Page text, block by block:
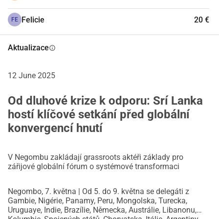
změně systému, zdola nahoru.
Abychom to umožnili, musíme zajistit, že každý bude
spravedlnost je klíčová pro budování skutečně globálního
simultánní tlumočení ve více než 17 jazycích bude plně
Proč je to důležité?
V roce 2007, na 1. fóru Nyéléni, byla koncepce potravinové
suverenity založená na kontrole lidí nad potravinovými
programům bezpečnosti potravin shora dolů. Tento
koncept a politická agenda, kterou obsahuje, od té doby
Dnes, ve světě otřeseném pandemiemi, válkami a
klimatickými katastrofami, je potravinová suverenita
naléhavější než kdy jindy.
FE Felicie 20 €
Aktualizaceinfo
12 June 2025
Od dluhové krize k odporu: Srí Lanka
hostí klíčové setkání před globální
konvergencí hnutí
V Negombu zakládají grassroots aktéři základy pro
zářijové globální fórum o systémové transformaci
Negombo, 7. května | Od 5. do 9. května se delegáti z
Gambie, Nigérie, Panamy, Peru, Mongolska, Turecka,
Uruguaye, Indie, Brazílie, Německa, Austrálie, Libanonu,